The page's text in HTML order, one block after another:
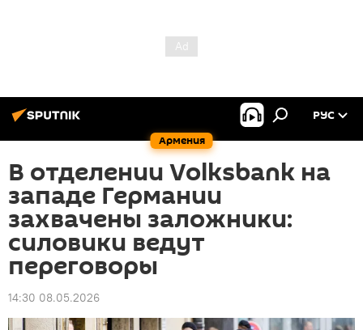
Армения
РУС
В отделении Volksbank на
западе Германии
захвачены заложники:
силовики ведут
переговоры
14:30 08.05.2026